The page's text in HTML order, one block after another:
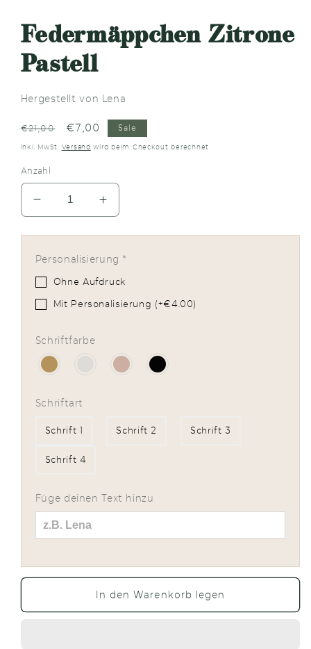
Federmäppchen Zitrone
Pastell
Hergestellt von Lena
Normaler
Preis
€21,00 Verkaufspreis
€7,00 Sale
inkl. MwSt. Versand wird beim Checkout berechnet
Anzahl
Verringere
die
Menge
für
Federmäppchen
Zitrone
Pastell
Erhöhe
die
Menge
Federmäppchen
Zitrone
Pastell
Personalisierung *
Ohne Aufdruck
Mit Personalisierung (+€4.00)
Schriftfarbe
Schriftart
Schrift 1 Schrift 2 Schrift 3
Schrift 4
Füge deinen Text hinzu
In den Warenkorb legen